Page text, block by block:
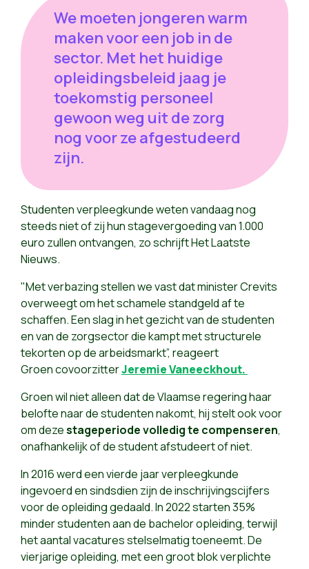
We moeten jongeren warm
maken voor een job in de
sector. Met het huidige
opleidingsbeleid jaag je
toekomstig personeel
gewoon weg uit de zorg
nog voor ze afgestudeerd
zijn.
Studenten verpleegkunde weten vandaag nog
steeds niet of zij hun stagevergoeding van 1.000
euro zullen ontvangen, zo schrijft Het Laatste
Nieuws.
"Met verbazing stellen we vast dat minister Crevits
overweegt om het schamele standgeld af te
schaffen. Een slag in het gezicht van de studenten
en van de zorgsector die kampt met structurele
tekorten op de arbeidsmarkt”, reageert
Groen covoorzitterJeremie Vaneeckhout.
Groen wil niet alleen dat de Vlaamse regering haar
belofte naar de studenten nakomt, hij stelt ook voor
om dezestageperiode volledig te compenseren,
onafhankelijk of de student afstudeert of niet.
In 2016 werd een vierde jaar verpleegkunde
ingevoerd en sindsdien zijn de inschrijvingscijfers
voor de opleiding gedaald. In 2022 starten 35%
minder studenten aan de bachelor opleiding, terwijl
het aantal vacatures stelselmatig toeneemt. De
vierjarige opleiding, met een groot blok verplichte